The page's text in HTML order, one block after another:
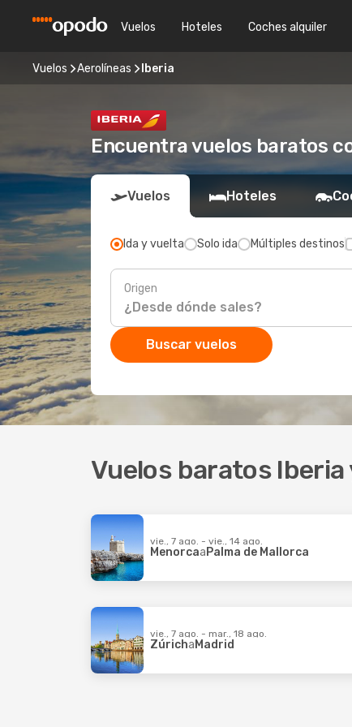
Vuelos Hoteles Coches alquiler
Vuelos Aerolíneas Iberia
Encuentra vuelos baratos
Vuelos Hoteles
Ida y vuelta Solo ida Múltiples destinos
Origen
Buscar vuelos
Vuelos baratos
vie., 7 ago. - vie., 14 ago.
MenorcaaPalma de Mallorca
vie., 7 ago. - mar., 18 ago.
ZúrichaMadrid